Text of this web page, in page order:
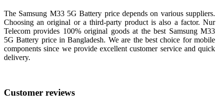
The Samsung M33 5G Battery price depends on various suppliers.
Choosing an original or a third-party product is also a factor. Nur
Telecom provides 100% original goods at the best Samsung M33
5G Battery price in Bangladesh. We are the best choice for mobile
components since we provide excellent customer service and quick
delivery.
Customer reviews